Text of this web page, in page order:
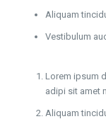
Aliquam
Vestibulum
Lorem ipsum
adipi sit amet
Aliquam